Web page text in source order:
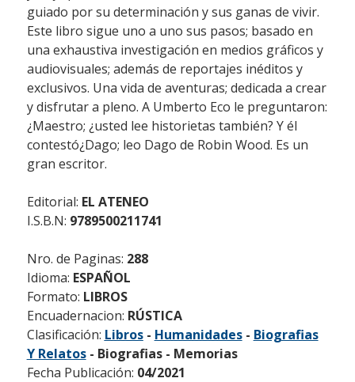
guiado por su determinación y sus ganas de vivir.
Este libro sigue uno a uno sus pasos; basado en
una exhaustiva investigación en medios gráficos y
audiovisuales; además de reportajes inéditos y
exclusivos. Una vida de aventuras; dedicada a crear
y disfrutar a pleno. A Umberto Eco le preguntaron:
¿Maestro; ¿usted lee historietas también? Y él
contestó¿Dago; leo Dago de Robin Wood. Es un
gran escritor.
Editorial: EL ATENEO
I.S.B.N: 9789500211741
Nro. de Paginas: 288
Idioma: ESPAÑOL
Formato: LIBROS
Encuadernacion: RÚSTICA
Clasificación: Libros- Humanidades- Biografias
Y Relatos- Biografias - Memorias
Fecha Publicación: 04/2021